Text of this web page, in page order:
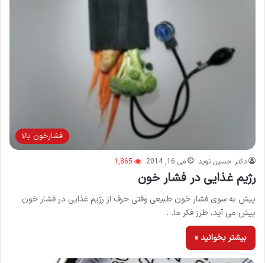
فشارخون بالا
دکتر حسین نوید می 16, 2014 1,865
رژیم غذایی در فشار خون
پیش به سوی فشار خون طبیعی وقتی حرف از رژیم غذایی در فشار خون
پیش می آید، طرز فکر ما…
بیشتر بخوانید »